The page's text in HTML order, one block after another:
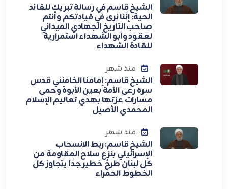
الشيخ قاسم في رسالة تبريك للقائد
الحية: إنَّنا نرى في قيادتكم وأنتم
صاحب التاريخ الجهادي الميداني
لعقود وأبو الشهداء استمراريةً
للقادة الشهداء
منذ شهر
الشيخ قاسم: إمامنا الخامنئي قدس
سره رعى الأمة بعين الأبوة وحمى
مسارات عزتها بهدي تعاليم الإسلام
المحمدي الأصيل
منذ شهر
الشيخ قاسم: ربط الانسحاب
الإسرائيلي بنزع سلاح المقاومة من
كل لبنان طرحٌ خطير جدًا يتجاوز كل
الخطوط الحمراء